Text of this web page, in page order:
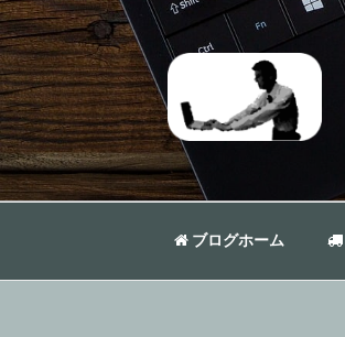
コ
ン
テ
ン
ツ
へ
ス
キ
ブログホーム